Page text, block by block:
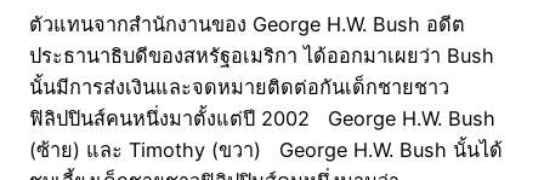
ตัวแทนจากสำนักงานของ George H.W. Bush อดีต
ประธานาธิบดีของสหรัฐอเมริกา ได้ออกมาเผยว่า Bush
นั้นมีการส่งเงินและจดหมายติดต่อกันเด็กชายชาว
ฟิลิปปินส์คนหนึ่งมาตั้งแต่ปี 2002 George H.W. Bush
(ซ้าย) และ Timothy (ขวา) George H.W. Bush นั้นได้